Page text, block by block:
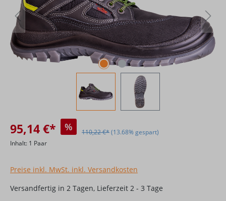
95,14 €* % 110,22 €*(13.68% gespart)
Inhalt: 1 Paar
Preise inkl. MwSt. inkl. Versandkosten
Versandfertig in 2 Tagen, Lieferzeit 2 - 3 Tage